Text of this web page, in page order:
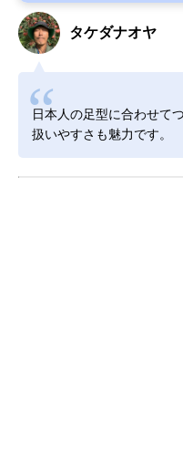
タケダナオヤ
日本人の足型に合わせて
扱いやすさも魅力です。